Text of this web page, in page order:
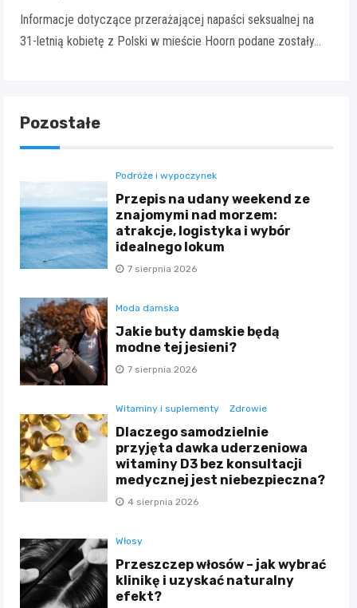
Informacje dotyczące przerażającej napaści seksualnej na
31-letnią kobietę z Polski w mieście Hoorn podane zostały…
Pozostałe
Podróże i wypoczynek
Przepis na udany weekend ze
znajomymi nad morzem:
atrakcje, logistyka i wybór
idealnego lokum
7 sierpnia 2026
Moda damska
Jakie buty damskie będą
modne tej jesieni?
7 sierpnia 2026
Witaminy i suplementy Zdrowie
Dlaczego samodzielnie
przyjęta dawka uderzeniowa
witaminy D3 bez konsultacji
medycznej jest niebezpieczna?
4 sierpnia 2026
Włosy
Przeszczep włosów – jak wybrać
klinikę i uzyskać naturalny
efekt?